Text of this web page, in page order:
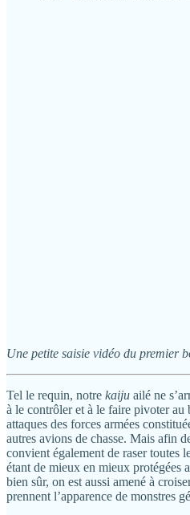
Une petite saisie vidéo du premier
Tel le requin, notre kaiju ailé ne
à le contrôler et à le faire pivoter
attaques des forces armées
autres avions de chasse. Mais afin
convient également de raser toutes
étant de mieux en mieux protégées
bien sûr, on est aussi amené à
prennent l’apparence de monstres